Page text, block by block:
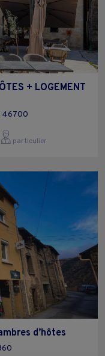
+ LOGEMENT
46700
particulier
d’hôtes